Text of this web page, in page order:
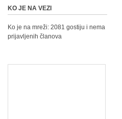
KO JE NA VEZI
Ko je na mreži: 2081 gostiju i nema
prijavljenih članova